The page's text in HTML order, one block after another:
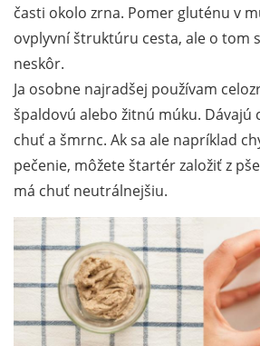
časti okolo zrna. Pomer gluténu v
ovplyvní štruktúru cesta, ale o tom
neskôr.
Ja osobne najradšej používam
špaldovú alebo žitnú múku. Dávajú
chuť a šmrnc. Ak sa ale napríklad
pečenie, môžete štartér založiť z
má chuť neutrálnejšiu.